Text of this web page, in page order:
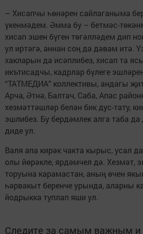
– Хисапчы һөнәрен сайлаганыма
үкенмәдем. Әмма бу – бетмәс-
хисап эшен бүген төгәлләдем дип
ул иртәгә, аннан соң да дәвам итә.
хакларын да исәплибез, хисап та
икътисадчы, кадрлар бүлеге
“ТАТМЕДИА” коллективы, андагы
Арча, Әтнә, Балтач, Саба, Апас
хезмәттәшләр белән бик дус-тату,
эшлибез. Бу бердәмлек алга таба
диде ул.
Валя апа кирәк чакта кырыс, усал
олы йөрәкле, ярдәмчел дә. Хезмәт,
торуына карамастан, аның өчен
һәрвакыт беренче урында, аларны
йодрыкка туплап яши ул.
Следите за самым важным и